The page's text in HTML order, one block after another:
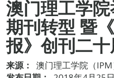
澳门理工学
期刊转型 暨
报》创刊二
来源：
澳门理工学院（IPM